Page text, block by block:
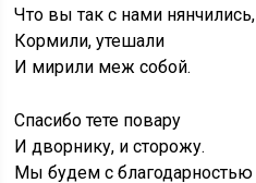
Что вы так с нами нянчились,
Кормили, утешали
И мирили меж собой.
Спасибо тете повару
И дворнику, и сторожу.
Мы будем с благодарностью